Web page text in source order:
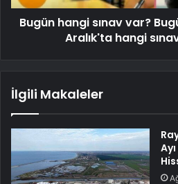
Bugün hangi sınav var?
Aralık'ta hangi
İlgili Makaleler